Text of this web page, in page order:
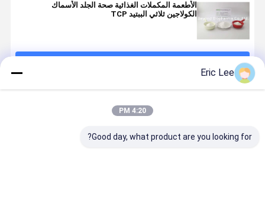
الأطعمة المكملات الغذائية صحة الجلد الأسماك
الكولاجين ثلاثي الببتيد TCP
Eric Lee
4:20 PM
Good day, what product are you looking for?